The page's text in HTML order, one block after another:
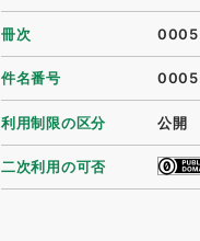
冊次 0005
件名番号 0005
利用制限の区分 公開
二次利用の可否